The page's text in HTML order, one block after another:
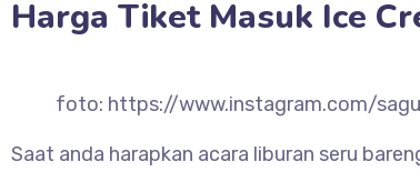
Harga Tiket Masuk Ice
foto: https://www.instagram.com/
Saat anda harapkan acara liburan seru